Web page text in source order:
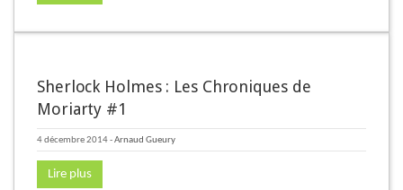
Sherlock Holmes : Les Chroniques de
Moriarty #1
4 décembre 2014-Arnaud Gueury
Lire plus